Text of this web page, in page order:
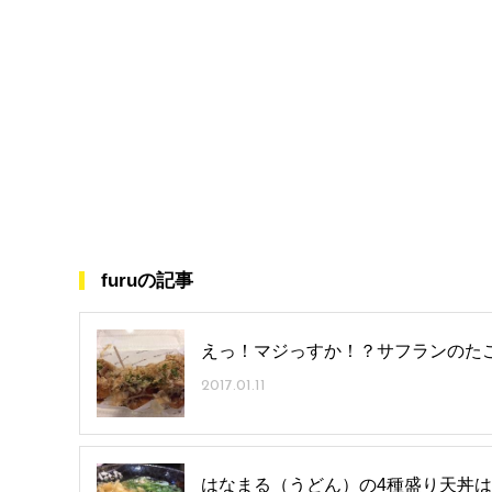
furuの記事
えっ！マジっすか！？サフランのた
2017.01.11
はなまる（うどん）の4種盛り天丼